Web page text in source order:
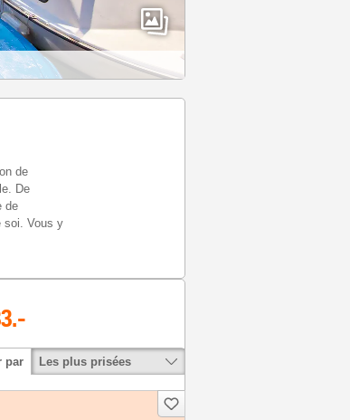
de
De
de
soi. Vous y
.-
par Les plus prisées